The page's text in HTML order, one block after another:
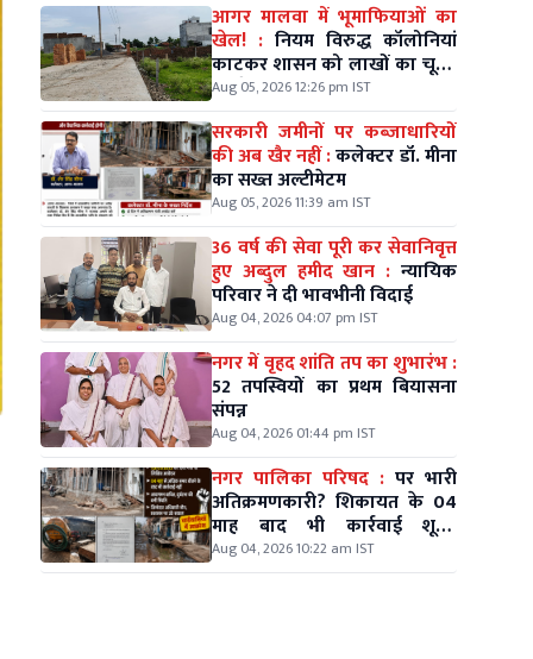
आगर मालवा में भूमाफियाओं का
खेल! : नियम विरुद्ध कॉलोनियां
काटकर शासन को लाखों का चूना,
जिम्मेदारों की चुप्पी पर सवाल
Aug 05, 2026 12:26 pm IST
सरकारी जमीनों पर कब्जाधारियों
की अब खैर नहीं :कलेक्टर डॉ. मीना
का सख्त अल्टीमेटम
Aug 05, 2026 11:39 am IST
36 वर्ष की सेवा पूरी कर सेवानिवृत्त
हुए अब्दुल हमीद खान : न्यायिक
परिवार ने दी भावभीनी विदाई
Aug 04, 2026 04:07 pm IST
नगर में वृहद शांति तप का शुभारंभ :
52 तपस्वियों का प्रथम बियासना
संपन्न
Aug 04, 2026 01:44 pm IST
नगर पालिका परिषद : पर भारी
अतिक्रमणकारी? शिकायत के 04
माह बाद भी कार्रवाई शून्य,
वार्डवासियों में आक्रोश
Aug 04, 2026 10:22 am IST